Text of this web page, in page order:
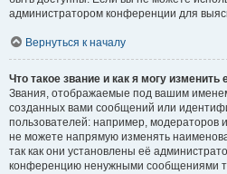
администратором конференции для
Вернуться к началу
Что такое звание и как я могу изменить
Звания, отображаемые под вашим
созданных вами сообщений или
пользователей: например, модераторов
не можете напрямую изменять
так как они установлены её
конференцию ненужными сообщениями